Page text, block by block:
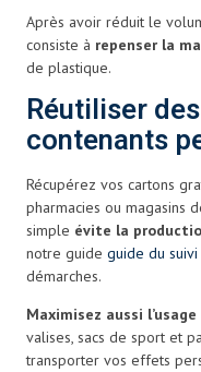
Après avoir réduit le
consiste à repenser la
de plastique.
Réutiliser
contenants
Récupérez vos cartons
pharmacies ou magasins
simple évite la
notre guide guide du
démarches.
Maximisez aussi
valises, sacs de sport et
transporter vos effets